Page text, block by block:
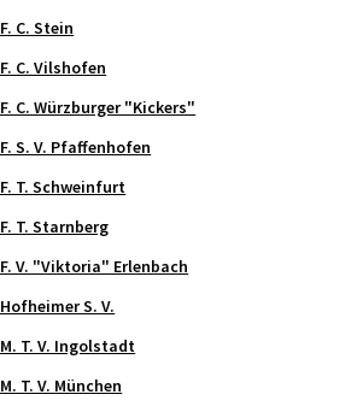
C. Stein
F. C. Vilshofen
F. C. Würzburger "Kickers"
F. S. V. Pfaffenhofen
F. T. Schweinfurt
F. T. Starnberg
F. V. "Viktoria" Erlenbach
Hofheimer S. V.
M. T. V. Ingolstadt
T. V. München